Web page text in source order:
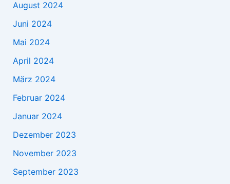
August 2024
Juni 2024
Mai 2024
April 2024
März 2024
Februar 2024
Januar 2024
Dezember 2023
November 2023
September 2023